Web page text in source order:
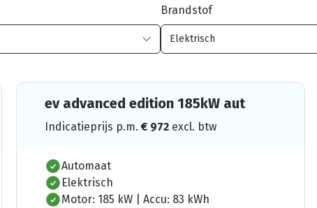
Brandstof
ev advanced edition 185kW aut
Indicatieprijs p.m.€ 972 excl. btw
Automaat
Elektrisch
Motor: 185 kW | Accu: 83 kWh